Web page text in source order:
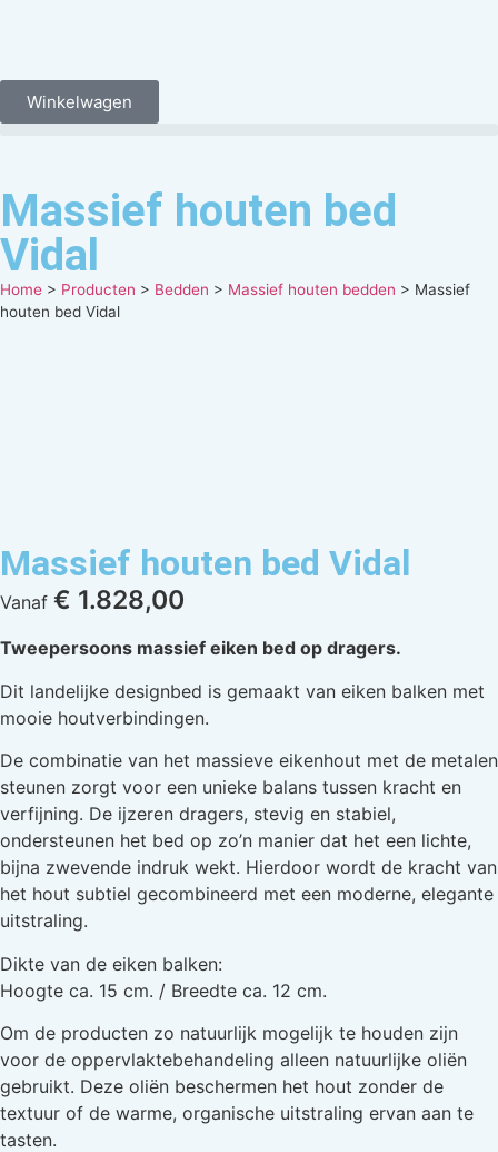
Winkelwagen
Massief houten bed
Vidal
Home > Producten > Bedden > Massief houten bedden > Massief
houten bed Vidal
Massief houten bed Vidal
Vanaf € 1.828,00
Tweepersoons massief eiken bed op dragers.
Dit landelijke designbed is gemaakt van eiken balken met
mooie houtverbindingen.
De combinatie van het massieve eikenhout met de metalen
steunen zorgt voor een unieke balans tussen kracht en
verfijning. De ijzeren dragers, stevig en stabiel,
ondersteunen het bed op zo’n manier dat het een lichte,
bijna zwevende indruk wekt. Hierdoor wordt de kracht van
het hout subtiel gecombineerd met een moderne, elegante
uitstraling.
Dikte van de eiken balken:
Hoogte ca. 15 cm. / Breedte ca. 12 cm.
Om de producten zo natuurlijk mogelijk te houden zijn
voor de oppervlaktebehandeling alleen natuurlijke oliën
gebruikt. Deze oliën beschermen het hout zonder de
textuur of de warme, organische uitstraling ervan aan te
tasten.